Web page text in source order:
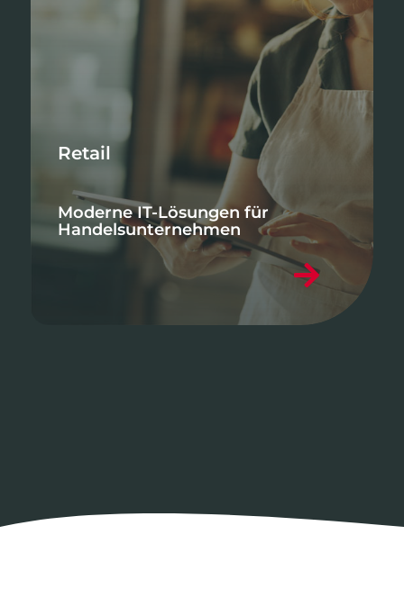
Retail
Moderne IT-Lösungen für
Handelsunternehmen